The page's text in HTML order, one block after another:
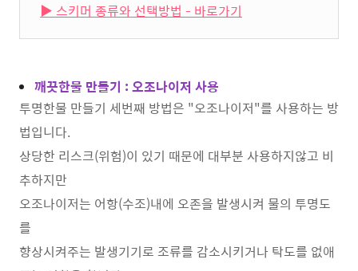
▶ 스키머 종류와 선택방법 - 바로가기
깨끗한물 만들기 : 오조나이저 사용
투명한물 만들기 세번째 방법은 "오조나이저"를 사용하는 방
법입니다.
상당한 리스크(위험)이 있기 때문에 대부분 사용하지않고 비
추하지만
오조나이저는 어항(수조)내에 오존을 발생시켜 물의 투명도
를
향상시켜주는 발생기기로 조류를 감소시키거나 탁도를 없애